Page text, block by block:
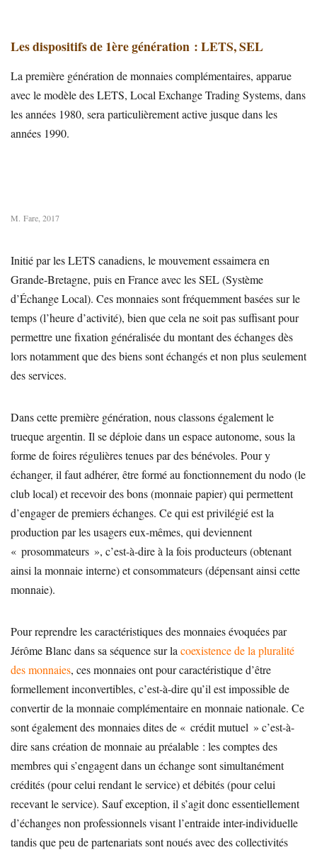
Les dispositifs de 1ère génération : LETS, SEL
La première génération de monnaies complémentaires, apparue
avec le modèle des LETS, Local Exchange Trading Systems, dans
les années 1980, sera particulièrement active jusque dans les
années 1990.
M. Fare, 2017
Initié par les LETS canadiens, le mouvement essaimera en
Grande-Bretagne, puis en France avec les SEL (Système
d’Échange Local). Ces monnaies sont fréquemment basées sur le
temps (l’heure d’activité), bien que cela ne soit pas suffisant pour
permettre une fixation généralisée du montant des échanges dès
lors notamment que des biens sont échangés et non plus seulement
des services.
Dans cette première génération, nous classons également le
trueque argentin. Il se déploie dans un espace autonome, sous la
forme de foires régulières tenues par des bénévoles. Pour y
échanger, il faut adhérer, être formé au fonctionnement du nodo (le
club local) et recevoir des bons (monnaie papier) qui permettent
d’engager de premiers échanges. Ce qui est privilégié est la
production par les usagers eux-mêmes, qui deviennent
« prosommateurs », c’est-à-dire à la fois producteurs (obtenant
ainsi la monnaie interne) et consommateurs (dépensant ainsi cette
monnaie).
Pour reprendre les caractéristiques des monnaies évoquées par
Jérôme Blanc dans sa séquence sur la coexistence de la pluralité
des monnaies, ces monnaies ont pour caractéristique d’être
formellement inconvertibles, c’est-à-dire qu’il est impossible de
convertir de la monnaie complémentaire en monnaie nationale. Ce
sont également des monnaies dites de « crédit mutuel » c’est-à-
dire sans création de monnaie au préalable : les comptes des
membres qui s’engagent dans un échange sont simultanément
crédités (pour celui rendant le service) et débités (pour celui
recevant le service). Sauf exception, il s’agit donc essentiellement
d’échanges non professionnels visant l’entraide inter-individuelle
tandis que peu de partenariats sont noués avec des collectivités